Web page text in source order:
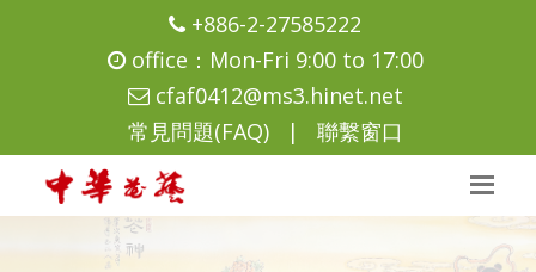
+886-2-27585222
office：Mon-Fri 9:00 to 17:00
cfaf0412@ms3.hinet.net
常見問題(FAQ)
| 聯繫窗口